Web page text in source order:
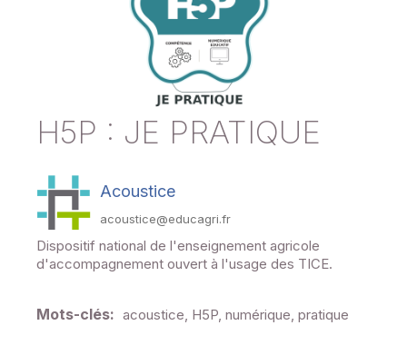
H5P : JE PRATIQUE
Acoustice
acoustice@educagri.fr
Dispositif national de l'enseignement agricole
d'accompagnement ouvert à l'usage des TICE.
Mots-clés: acoustice, H5P, numérique, pratique